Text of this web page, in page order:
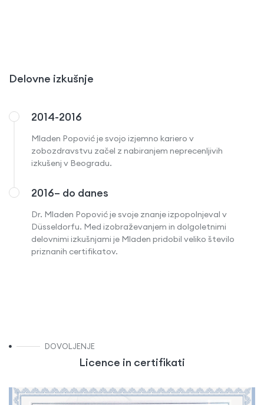
Delovne izkušnje
2014-2016
Mladen Popović je svojo izjemno kariero v
zobozdravstvu začel z nabiranjem neprecenljivih
izkušenj v Beogradu.
2016– do danes
Dr. Mladen Popović je svoje znanje izpopolnjeval v
Düsseldorfu. Med izobraževanjem in dolgoletnimi
delovnimi izkušnjami je Mladen pridobil veliko število
priznanih certifikatov.
DOVOLJENJE
Licence in certifikati